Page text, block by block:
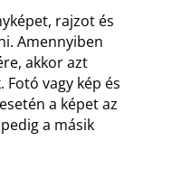
rajzot és
Amennyiben
akkor azt
vagy kép és
a képet az
a másik